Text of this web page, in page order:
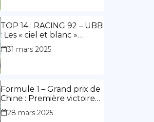
TOP 14 : RACING 92 – UBB
: Les « ciel et blanc »
renouent avec la victoire
31 mars 2025
Formule 1 – Grand prix de
Chine : Première victoire
d’Hamilton en Rouge,
l’Aston Martin d’Alonso fait
28 mars 2025